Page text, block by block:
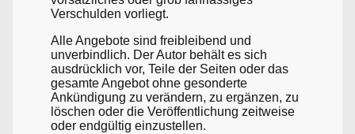
Verschulden vorliegt.
Alle Angebote sind freibleibend und
unverbindlich. Der Autor behält es sich
ausdrücklich vor, Teile der Seiten oder das
gesamte Angebot ohne gesonderte
Ankündigung zu verändern, zu ergänzen, zu
löschen oder die Veröffentlichung zeitweise
oder endgültig einzustellen.